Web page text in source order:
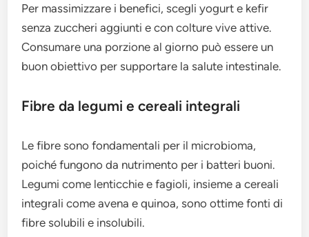
Per massimizzare i benefici, scegli yogurt e kefir
senza zuccheri aggiunti e con colture vive attive.
Consumare una porzione al giorno può essere un
buon obiettivo per supportare la salute intestinale.
Fibre da legumi e cereali integrali
Le fibre sono fondamentali per il microbioma,
poiché fungono da nutrimento per i batteri buoni.
Legumi come lenticchie e fagioli, insieme a cereali
integrali come avena e quinoa, sono ottime fonti di
fibre solubili e insolubili.